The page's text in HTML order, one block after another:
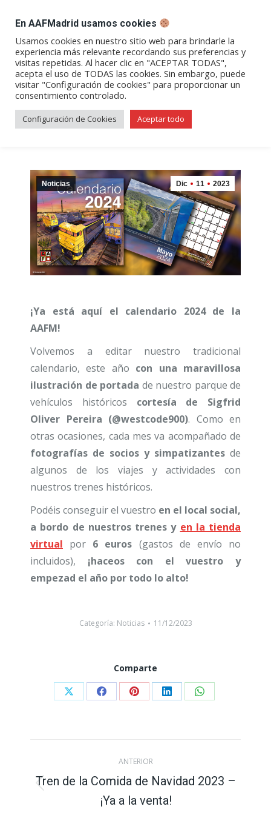
Abrir
enlace
en
una
ventana/pestaña
Abrir
enlace
en
una
ventana/pestaña
Abrir
enlace
en
una
ventana/pestaña
Abrir
enlace
en
una
Abrir
enlace
en
una
Calendario AAFM 2024 – ¡Ya a
la venta!
Dic 11 2023
Noticias
¡Ya está aquí el calendario 2024 de la
AAFM!
Volvemos a editar nuestro tradicional
calendario, este año con una maravillosa
ilustración de portada de nuestro parque de
vehículos históricos cortesía de Sigfrid
Oliver Pereira (@westcode900). Como en
otras ocasiones, cada mes va acompañado de
fotografías de socios y simpatizantes de
algunos de los viajes y actividades con
nuestros trenes históricos.
Podéis conseguir el vuestro en el local social,
a bordo de nuestros trenes y en la tienda
virtual por 6 euros (gastos de envío no
incluidos), ¡haceos con el vuestro y
empezad el año por todo lo alto!
Categoría: Noticias 11/12/2023
Comparte
CompartirCompartirCompartirCompartirCompartir
Navegación
entre
ANTERIOR
anterior:
Tren de la Comida de Navidad 2023 –
¡Ya a la venta!
En AAFMadrid usamos cookies
Usamos cookies en nuestro sitio web para brindarle la
experiencia más relevante recordando sus preferencias y
visitas repetidas. Al hacer clic en "ACEPTAR TODAS",
acepta el uso de TODAS las cookies. Sin embargo, puede
visitar "Configuración de cookies" para proporcionar un
consentimiento controlado.
Configuración de Cookies Aceptar todo